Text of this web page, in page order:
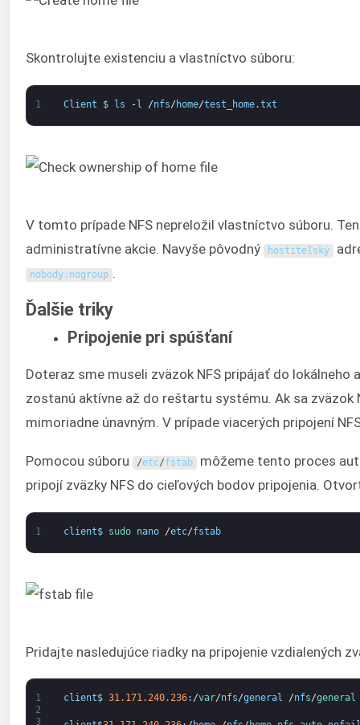
Skontrolujte existenciu a vlastníctvo súboru:
1 Client $ ls -l /nfs/ home/test_home.txt
V tomto prípade NFS nepreložil vlastníctvo súboru.
administratívne akcie. Navyše pôvodný
hostiteľský
nobody: nogroup .
Ďalšie triky
Pripojenie pri spúšťaní
Doteraz sme museli zväzok NFS pripájať do lokálneho
zostanú aktívne až do reštartu systému. Ak sa zväzok
mimoriadne únavným. V prípade viacerých pripojení
Pomocou súboru /etc/fstab môžeme tento proces
pripojí zväzky NFS do cieľových bodov pripojenia.
1 client$ sudo nano /etc/fstab
Pridajte nasledujúce riadky na pripojenie vzdialených
1
2
3
client$ 31.171.240.236: /var/nfs/general /nfs/